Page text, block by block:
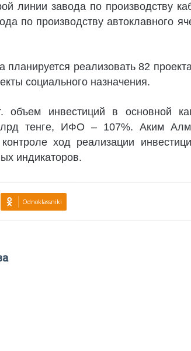
линии завода по производству
по производству автоклавного
планируется реализовать 82
социального назначения.
инвестиций в основной
тенге, ИФО – 107%. Аким
ход реализации
индикаторов.
Odnoklassniki